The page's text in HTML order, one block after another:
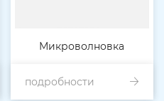
Микроволновка
подробности